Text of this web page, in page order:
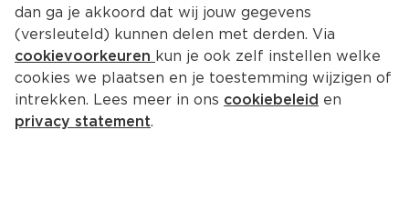
14729 Recepten
dan ga je akkoord dat wij jouw gegevens
(versleuteld) kunnen delen met derden. Via
cookievoorkeuren kun je ook zelf instellen welke
cookies we plaatsen en je toestemming wijzigen of
intrekken. Lees meer in ons cookiebeleid en
privacy statement.